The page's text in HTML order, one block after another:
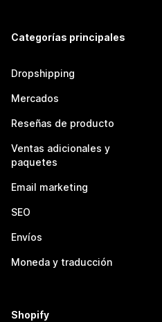
Categorías principales
Dropshipping
Mercados
Reseñas de producto
Ventas adicionales y
paquetes
Email marketing
SEO
Envíos
Moneda y traducción
Shopify